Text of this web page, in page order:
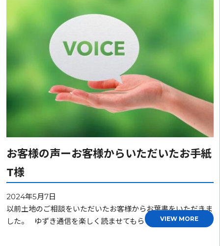
お客様の声ーお客様からいただいたお手紙
T様
2024年5月7日
以前土地のご相談をいただいたお客様からお葉書をいただきま
した。 ゆずき通信を楽しく読ませてもらっています。…
VIEW MORE